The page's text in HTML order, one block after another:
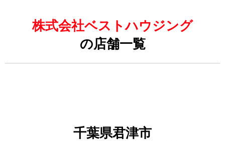
株式会社ベストハウジング
の店舗一覧
千葉県君津市